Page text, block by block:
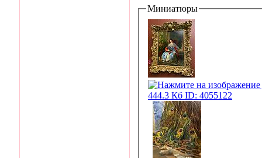
Миниатюры